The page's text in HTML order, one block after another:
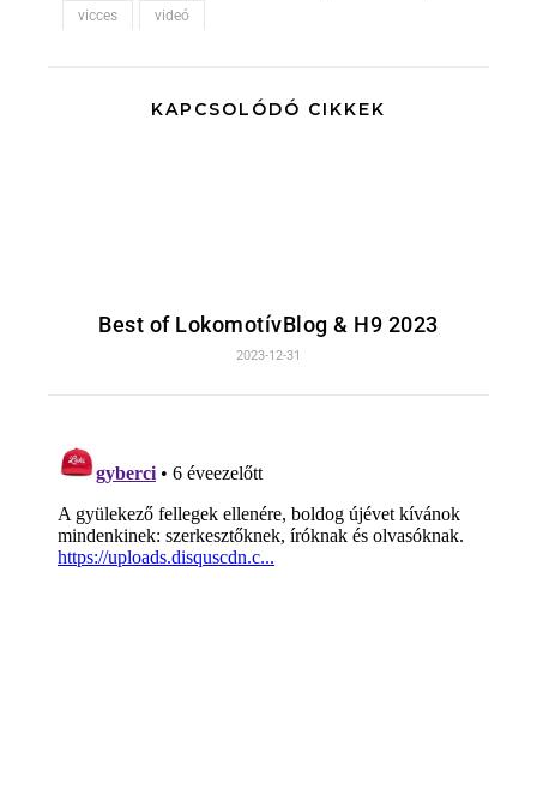
vicces
videó
KAPCSOLÓDÓ CIKKEK
Best of LokomotívBlog & H9 2023
2023-12-31